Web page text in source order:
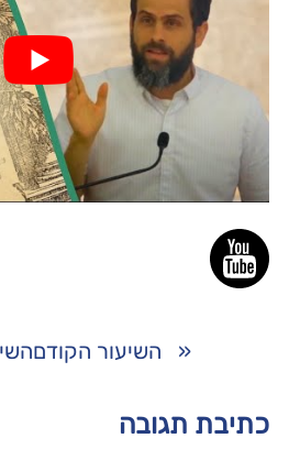
« השיעור הקודם
כתיבת תגובה